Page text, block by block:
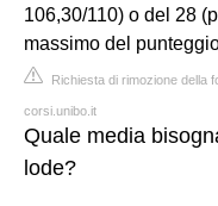
106,30/110) o del 28
massimo del
Richiesta di rimozione della
corsi.unibo.it
Quale media
lode?